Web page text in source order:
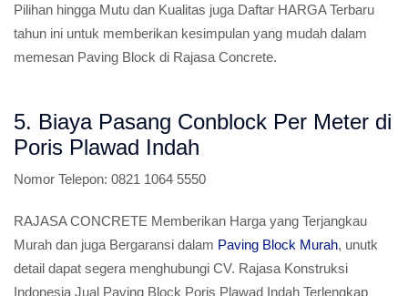
Pilihan hingga Mutu dan Kualitas juga Daftar HARGA Terbaru
tahun ini untuk memberikan kesimpulan yang mudah dalam
memesan Paving Block di Rajasa Concrete.
5. Biaya Pasang Conblock Per Meter di
Poris Plawad Indah
Nomor Telepon: 0821 1064 5550
RAJASA CONCRETE Memberikan Harga yang Terjangkau
Murah dan juga Bergaransi dalam Paving Block Murah, unutk
detail dapat segera menghubungi CV. Rajasa Konstruksi
Indonesia Jual Paving Block Poris Plawad Indah Terlengkap